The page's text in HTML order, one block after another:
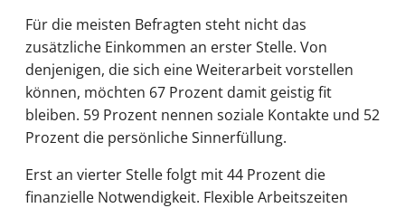
Für die meisten Befragten steht nicht das
zusätzliche Einkommen an erster Stelle. Von
denjenigen, die sich eine Weiterarbeit vorstellen
können, möchten 67 Prozent damit geistig fit
bleiben. 59 Prozent nennen soziale Kontakte und 52
Prozent die persönliche Sinnerfüllung.
Erst an vierter Stelle folgt mit 44 Prozent die
finanzielle Notwendigkeit. Flexible Arbeitszeiten